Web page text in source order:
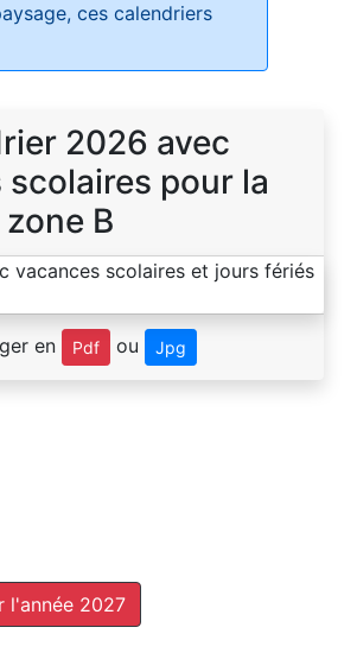
ces calendriers
2026 avec
pour la
zone B
en Pdf ou Jpg
l'année 2027